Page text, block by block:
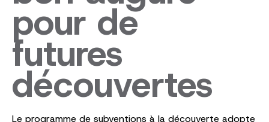
pour de
futures
découvertes
Le programme de subventions à la découverte adopte